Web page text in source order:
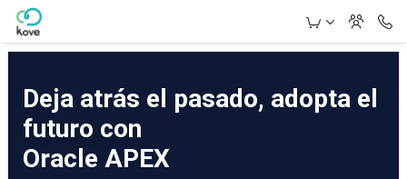
Skip to Main Content
Deja atrás el pasado, adopta el
futuro con
Oracle APEX